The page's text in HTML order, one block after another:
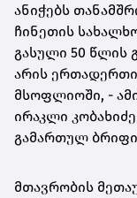
ანიჭებს
ჩინეთის
გასული 50 წლის
არის
მსოფლიოში, -
ირაკლი
გამართულ
მთავრობის